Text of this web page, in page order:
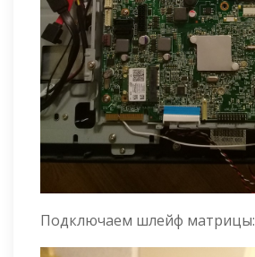
Подключаем шлейф матрицы: